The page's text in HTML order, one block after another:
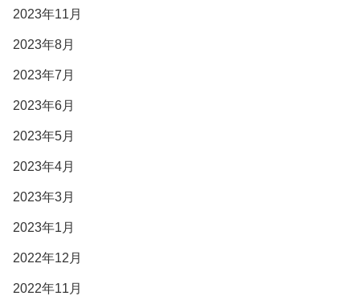
2023年11月
2023年8月
2023年7月
2023年6月
2023年5月
2023年4月
2023年3月
2023年1月
2022年12月
2022年11月